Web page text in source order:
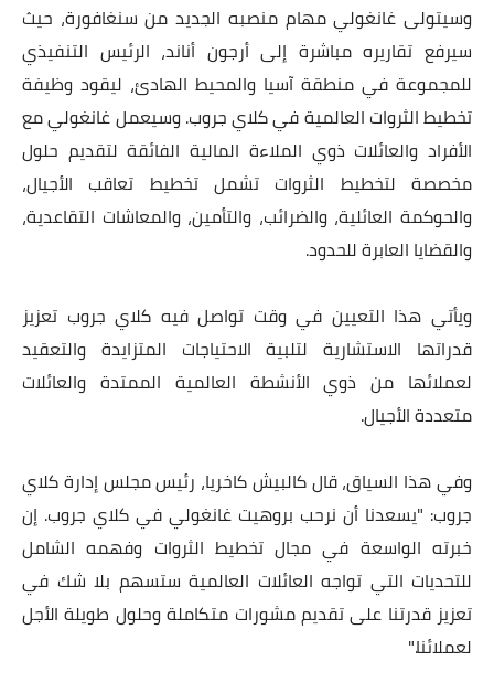
وسيتولى غانغولي مهام منصبه الجديد من سنغافورة، حيث
سيرفع تقاريره مباشرة إلى أرجون أناند، الرئيس التنفيذي
للمجموعة في منطقة آسيا والمحيط الهادئ، ليقود وظيفة
تخطيط الثروات العالمية في كلاي جروب. وسيعمل غانغولي مع
الأفراد والعائلات ذوي الملاءة المالية الفائقة لتقديم حلول
مخصصة لتخطيط الثروات تشمل تخطيط تعاقب الأجيال،
والحوكمة العائلية، والضرائب، والتأمين، والمعاشات التقاعدية،
والقضايا العابرة للحدود.
ويأتي هذا التعيين في وقت تواصل فيه كلاي جروب تعزيز
قدراتها الاستشارية لتلبية الاحتياجات المتزايدة والتعقيد
لعملائها من ذوي الأنشطة العالمية الممتدة والعائلات
متعددة الأجيال.
وفي هذا السياق، قال كالبيش كاخريا، رئيس مجلس إدارة كلاي
جروب:
"يسعدنا أن نرحب بروهيت غانغولي في كلاي جروب. إن
خبرته الواسعة في مجال تخطيط الثروات وفهمه الشامل
للتحديات التي تواجه العائلات العالمية ستسهم بلا شك في
تعزيز قدرتنا على تقديم مشورات متكاملة وحلول طويلة الأجل
لعملائنا".